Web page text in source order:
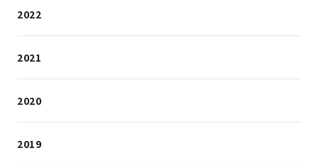
2022
2021
2020
2019